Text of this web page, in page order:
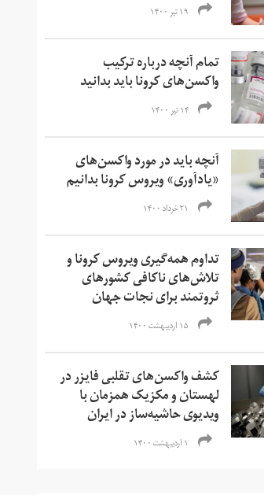
۱۹ تیر ۱۴۰۰
تمام آنچه درباره ترکیب
واکسن‌های کرونا باید بدانید
۱۴ تیر ۱۴۰۰
آنچه باید در مورد واکسن‌های
«یادآوری» ویروس کرونا بدانیم
۲۱ خرداد ۱۴۰۰
تداوم همه‌گیری ویروس کرونا و
تلاش‌های ناکافی کشورهای
ثروتمند برای نجات جهان
۱۵ اردیبهشت ۱۴۰۰
کشف واکسن‌های تقلبی فایزر در
لهستان و مکزیک همزمان با
ویدیوی حاشیه‌ساز در ایران
۱ اردیبهشت ۱۴۰۰